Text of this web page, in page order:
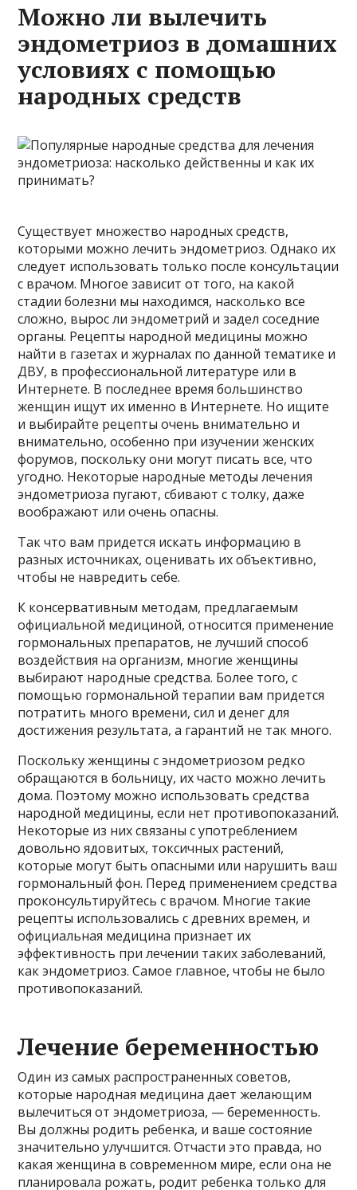
Можно ли вылечить
эндометриоз в домашних
условиях с помощью
народных средств
Существует множество народных средств,
которыми можно лечить эндометриоз. Однако их
следует использовать только после консультации
с врачом. Многое зависит от того, на какой
стадии болезни мы находимся, насколько все
сложно, вырос ли эндометрий и задел соседние
органы. Рецепты народной медицины можно
найти в газетах и ​​журналах по данной тематике и
ДВУ, в профессиональной литературе или в
Интернете. В последнее время большинство
женщин ищут их именно в Интернете. Но ищите
и выбирайте рецепты очень внимательно и
внимательно, особенно при изучении женских
форумов, поскольку они могут писать все, что
угодно. Некоторые народные методы лечения
эндометриоза пугают, сбивают с толку, даже
воображают или очень опасны.
Так что вам придется искать информацию в
разных источниках, оценивать их объективно,
чтобы не навредить себе.
К консервативным методам, предлагаемым
официальной медициной, относится применение
гормональных препаратов, не лучший способ
воздействия на организм, многие женщины
выбирают народные средства. Более того, с
помощью гормональной терапии вам придется
потратить много времени, сил и денег для
достижения результата, а гарантий не так много.
Поскольку женщины с эндометриозом редко
обращаются в больницу, их часто можно лечить
дома. Поэтому можно использовать средства
народной медицины, если нет противопоказаний.
Некоторые из них связаны с употреблением
довольно ядовитых, токсичных растений,
которые могут быть опасными или нарушить ваш
гормональный фон. Перед применением средства
проконсультируйтесь с врачом. Многие такие
рецепты использовались с древних времен, и
официальная медицина признает их
эффективность при лечении таких заболеваний,
как эндометриоз. Самое главное, чтобы не было
противопоказаний.
Лечение беременностью
Один из самых распространенных советов,
которые народная медицина дает желающим
вылечиться от эндометриоза, — беременность.
Вы должны родить ребенка, и ваше состояние
значительно улучшится. Отчасти это правда, но
какая женщина в современном мире, если она не
планировала рожать, родит ребенка только для